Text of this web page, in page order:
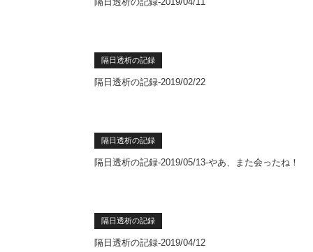
隔日透析の記録
隔日透析の記録-2019/02/22
隔日透析の記録
隔日透析の記録-2019/05/13-やあ、また会ったね！
隔日透析の記録
隔日透析の記録-2019/04/12